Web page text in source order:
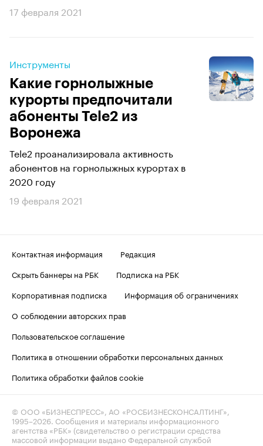
17 февраля 2021
Инструменты
Какие горнолыжные
курорты предпочитали
абоненты Tele2 из
Воронежа
Tele2 проанализировала активность
абонентов на горнолыжных курортах в
2020 году
19 февраля 2021
Контактная информация
Редакция
Скрыть баннеры на РБК
Подписка на РБК
Корпоративная подписка
Информация об ограничениях
О соблюдении авторских прав
Пользовательское соглашение
Политика в отношении обработки персональных данных
Политика обработки файлов cookie
© ООО «БИЗНЕСПРЕСС», АО «РОСБИЗНЕСКОНСАЛТИНГ»,
1995–2026. Сообщения и материалы информационного
агентства «РБК» (свидетельство о регистрации средства
массовой информации выдано Федеральной службой